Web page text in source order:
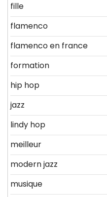
fille
flamenco
flamenco en france
formation
hip hop
jazz
lindy hop
meilleur
modern jazz
musique